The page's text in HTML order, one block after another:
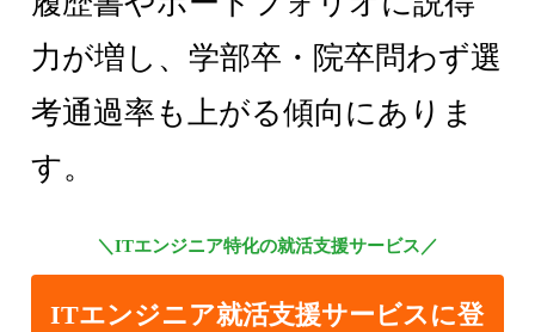
力が増し、学部卒・院卒問わず選
考通過率も上がる傾向にありま
す。
＼ITエンジニア特化の就活支援サービス／
ITエンジニア就活支援サービスに登